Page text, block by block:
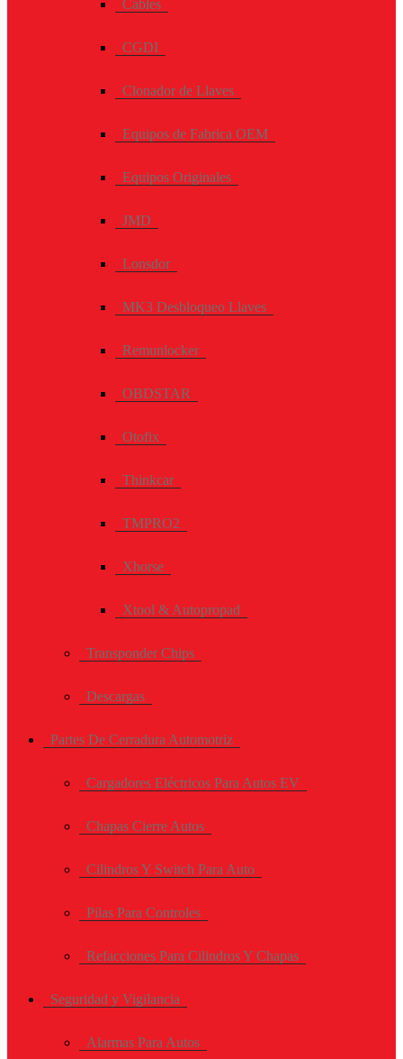
Cables
CGDI
Clonador de Llaves
Equipos de Fabrica OEM
Equipos Originales
JMD
Lonsdor
MK3 Desbloqueo Llaves
Remunlocker
OBDSTAR
Otofix
Thinkcar
TMPRO2
Xhorse
Xtool & Autopropad
Transponder Chips
Descargas
Partes De Cerradura Automotriz
Cargadores Eléctricos Para Autos EV
Chapas Cierre Autos
Cilindros Y Switch Para Auto
Pilas Para Controles
Refacciones Para Cilindros Y Chapas
Seguridad y Vigilancia
Alarmas Para Autos